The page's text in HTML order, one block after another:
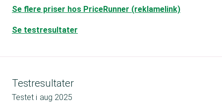
Se flere priser hos PriceRunner (reklamelink)
Se testresultater
Testresultater
Testet i aug 2025